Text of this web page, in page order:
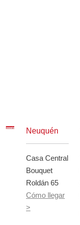
Neuquén
Casa Central
Bouquet
Roldán 65
Cómo llegar
>